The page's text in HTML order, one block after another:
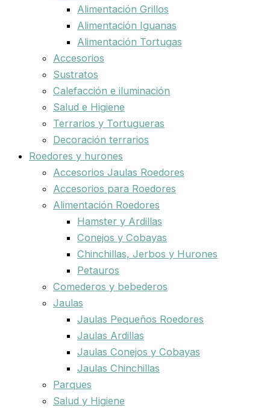
Alimentación Grillos
Alimentación Iguanas
Alimentación Tortugas
Accesorios
Sustratos
Calefacción e iluminación
Salud e Higiene
Terrarios y Tortugueras
Decoración terrarios
Roedores y hurones
Accesorios Jaulas Roedores
Accesorios para Roedores
Alimentación Roedores
Hamster y Ardillas
Conejos y Cobayas
Chinchillas, Jerbos y Hurones
Petauros
Comederos y bebederos
Jaulas
Jaulas Pequeños Roedores
Jaulas Ardillas
Jaulas Conejos y Cobayas
Jaulas Chinchillas
Parques
Salud y Higiene